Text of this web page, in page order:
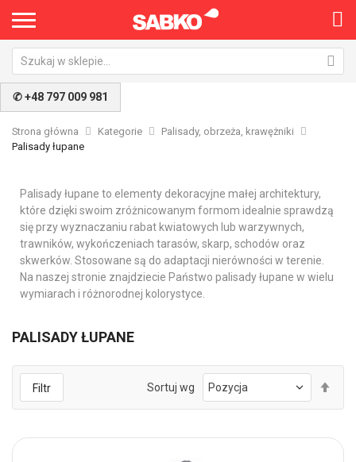
✆ +48 797 009 981
Strona główna Kategorie
Palisady, obrzeża, krawężniki
Palisady łupane
Palisady łupane to elementy dekoracyjne małej architektury,
które dzięki swoim zróżnicowanym formom idealnie sprawdzą
się przy wyznaczaniu rabat kwiatowych lub warzywnych,
trawników, wykończeniach tarasów, skarp, schodów oraz
skwerków. Stosowane są do adaptacji nierówności w terenie.
Na naszej stronie znajdziecie Państwo palisady łupane w wielu
wymiarach i różnorodnej kolorystyce.
PALISADY ŁUPANE
Filtr Sortuj wg